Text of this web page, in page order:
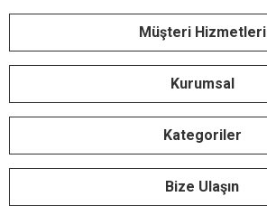
Müşteri Hizmetleri
Kurumsal
Kategoriler
Bize Ulaşın